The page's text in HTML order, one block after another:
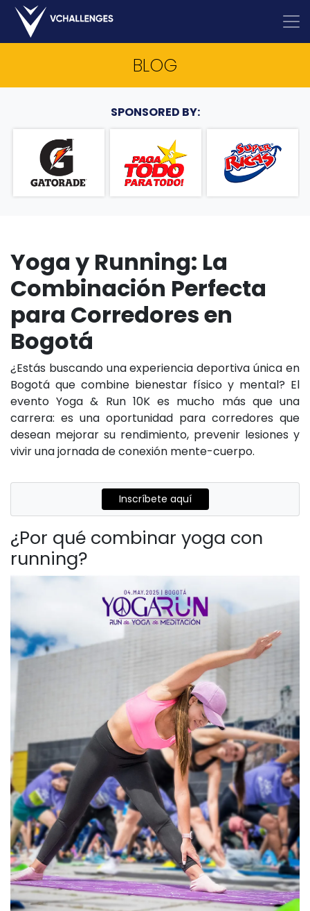
BLOG
SPONSORED BY:
Yoga y Running: La
Combinación Perfecta
para Corredores en
Bogotá
¿Estás buscando una experiencia deportiva única en
Bogotá que combine bienestar físico y mental? El
evento Yoga & Run 10K es mucho más que una
carrera: es una oportunidad para corredores que
desean mejorar su rendimiento, prevenir lesiones y
vivir una jornada de conexión mente-cuerpo.
Inscríbete aquí
¿Por qué combinar yoga con
running?